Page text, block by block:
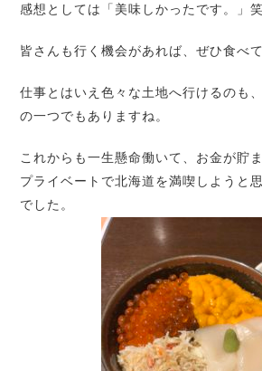
感想としては「美味しかったです。」笑
皆さんも行く機会があれば、ぜひ食べ
仕事とはいえ色々な土地へ行けるのも
の一つでもありますね。
これからも一生懸命働いて、お金が貯
プライベートで北海道を満喫しようと
でした。